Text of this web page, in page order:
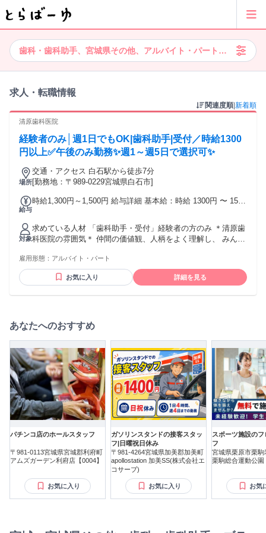
歯科・歯科助手、宮城県その他、アルバイト・パート、ブランク
求人・転職情報
関連度順 新着順
清原歯科医院
経験者のみ│週1日でもOK|歯科助手|受付／時給1300
円以上✅午後のみ勤務✨週1～週5日で選択可✨
場所
交通・アクセス 白石駅から徒歩7分
[勤務地：〒989-0229宮城県白石市]
給与
時給1,300円～1,500円 給与詳細 基本給：時給 1300円 〜 1500
限なし） 勤務成績により特別手当の支給あり
対象
求めている人材 「歯科助手・受付」経験者の方のみ ＊清原歯
科医院の雰囲気＊ 仲間の価値観、人柄をよく理解し、 みんな
ーも多く、 宮城県歯科医師会から表彰を受けております。 産
後復帰してくれる割合が多いのも、 当医院の特徴の一つで
雇用形態： アルバイト・パート
お気に入り 詳細を見る
あなたへのおすすめ
パチンコ店のホールスタッフ
〒981-0113宮城県宮城郡利府町
アムズガーデン利府店【0004】
お気に入り
ガソリンスタンドの接客スタッ
フ|日曜祝日休み
〒981-4264宮城県加美郡加美町
apollostation 加美SS(株式会社エ
コサーブ)
お気に入り
スポーツ施設の
フ
宮城県栗原市栗駒
栗駒総合運動公園
お気